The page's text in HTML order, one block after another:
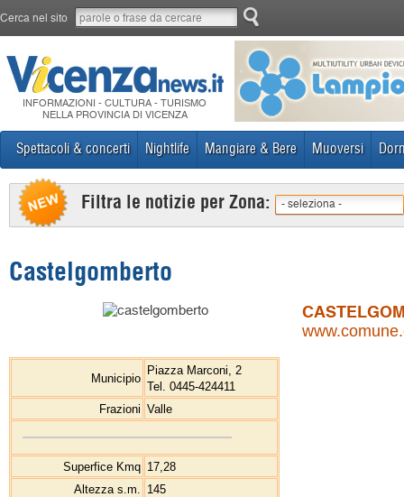
Cerca nel sito
INFORMAZIONI - CULTURA - TURISMO
NELLA PROVINCIA DI VICENZA
Spettacoli & concerti Nightlife Mangiare & Bere Muoversi
Filtra le notizie per Zona: - seleziona -
Castelgomberto
Municipio
Piazza Marconi, 2
Tel. 0445-424411
Frazioni Valle
Superfice Kmq 17,28
Altezza s.m. 145